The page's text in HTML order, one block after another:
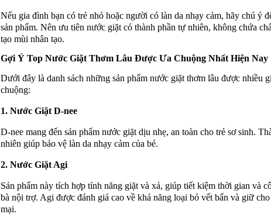
Nếu gia đình bạn có trẻ nhỏ hoặc người có làn da nhạy cảm, hãy chú ý
sản phẩm. Nên ưu tiên nước giặt có thành phần tự nhiên, không chứa
tạo mùi nhân tạo.
Gợi Ý Top Nước Giặt Thơm Lâu Được Ưa Chuộng Nhất Hiện Nay
Dưới đây là danh sách những sản phẩm nước giặt thơm lâu được nhiều
chuộng:
1. Nước Giặt D-nee
D-nee mang đến sản phẩm nước giặt dịu nhẹ, an toàn cho trẻ sơ sinh.
nhiên giúp bảo vệ làn da nhạy cảm của bé.
2. Nước Giặt Agi
Sản phẩm này tích hợp tính năng giặt và xả, giúp tiết kiệm thời gian và
bà nội trợ. Agi được đánh giá cao về khả năng loại bỏ vết bẩn và giữ
mại.